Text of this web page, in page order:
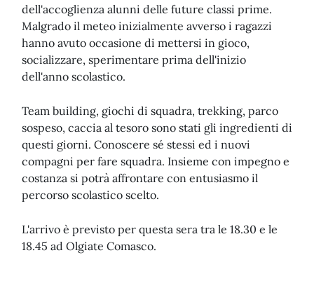
dell'accoglienza alunni delle future classi prime.
Malgrado il meteo inizialmente avverso i ragazzi
hanno avuto occasione di mettersi in gioco,
socializzare, sperimentare prima dell'inizio
dell'anno scolastico.
Team building, giochi di squadra, trekking, parco
sospeso, caccia al tesoro sono stati gli ingredienti di
questi giorni. Conoscere sé stessi ed i nuovi
compagni per fare squadra. Insieme con impegno e
costanza si potrà affrontare con entusiasmo il
percorso scolastico scelto.
L'arrivo è previsto per questa sera tra le 18.30 e le
18.45 ad Olgiate Comasco.